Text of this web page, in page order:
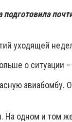
подготовила
уходящей
о ситуации –
авиабомбу.
На одном и том